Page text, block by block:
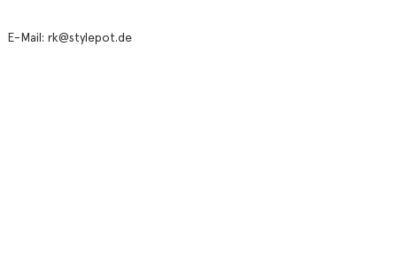
E-Mail: rk@stylepot.de